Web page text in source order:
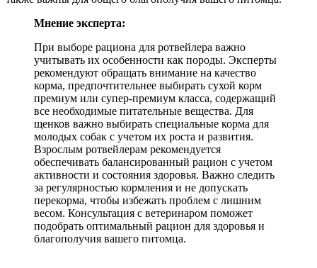
Мнение эксперта:
При выборе рациона для ротвейлера важно
учитывать их особенности как породы. Эксперты
рекомендуют обращать внимание на качество
корма, предпочтительнее выбирать сухой корм
премиум или супер-премиум класса, содержащий
все необходимые питательные вещества. Для
щенков важно выбирать специальные корма для
молодых собак с учетом их роста и развития.
Взрослым ротвейлерам рекомендуется
обеспечивать балансированный рацион с учетом
активности и состояния здоровья. Важно следить
за регулярностью кормления и не допускать
перекорма, чтобы избежать проблем с лишним
весом. Консультация с ветеринаром поможет
подобрать оптимальный рацион для здоровья и
благополучия вашего питомца.